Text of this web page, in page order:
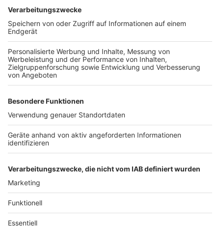
entgegentreten.
Wirtschaft und Gesellschaft müssen umgebaut
werden. Klimaschutz und sichere Arbeitsplätze mit
guten Arbeitsbedingungen und fairen Löhnen schließen
sich nicht aus. Ein krisenfestes Gesundheitssystem,
das alle gleich gut versorgt. Sichere Renten und Löhne
von denen man gut leben kann.
DIE LINKE geht von einem Sozialstaat aus, der alle vor
Armut schützt, der gute Bildung, bezahlbare
Wohnungen und kostenfreien Nahverkehr bereitstellen
wird. Ein solches Modell ist umsetzbar, wenn alle ihren
gerechten Beitrag leisten. Geld ist zur Genüge da. Es
muss nur gerecht verteilt werden.
Anzeige